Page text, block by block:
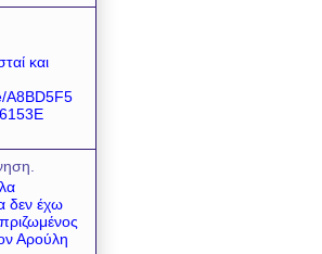
και
A8BD5F5
δεν έχω
Αρούλη